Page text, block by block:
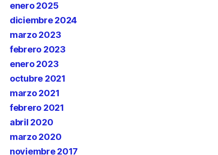
enero 2025
diciembre 2024
marzo 2023
febrero 2023
enero 2023
octubre 2021
marzo 2021
febrero 2021
abril 2020
marzo 2020
noviembre 2017